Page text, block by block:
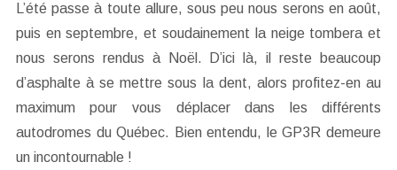
L’été passe à toute allure, sous peu nous serons en août,
puis en septembre, et soudainement la neige tombera et
nous serons rendus à Noël. D’ici là, il reste beaucoup
d’asphalte à se mettre sous la dent, alors profitez-en au
maximum pour vous déplacer dans les différents
autodromes du Québec. Bien entendu, le GP3R demeure
un incontournable !